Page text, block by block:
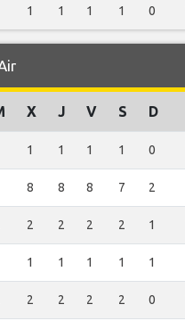
1 1 1 1 0
X J V S D
1 1 1 1 0
8 8 8 7 2
2 2 2 2 1
1 1 1 1 1
2 2 2 2 0